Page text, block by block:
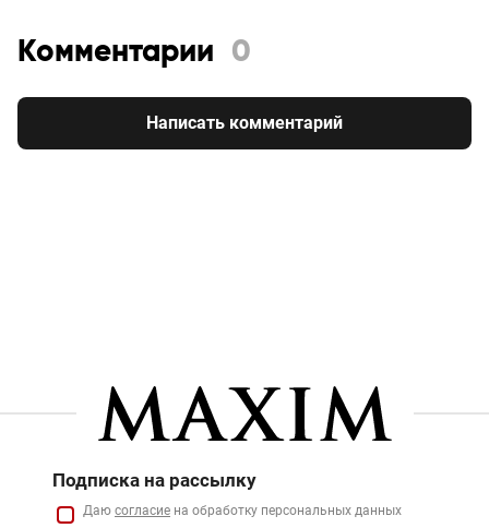
Комментарии 0
Написать комментарий
Подписка на рассылку
Даю согласие на обработку персональных данных